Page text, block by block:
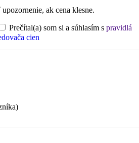
ak cena klesne.
Prečítal(a) som si a súhlasím s pravidlá
cien